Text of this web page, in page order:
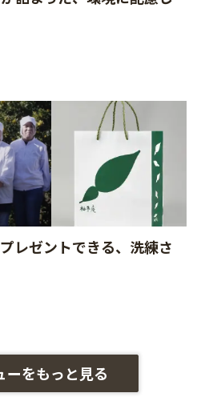
レゼントできる、洗練さ
ーをもっと見る